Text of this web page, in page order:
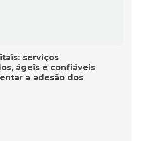
serviços
ágeis e confiáveis
a adesão dos